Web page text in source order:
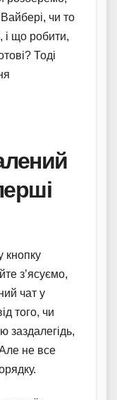
чи то
і що робити,
Тоді
кнопку
з’ясуємо,
чат у
того, чи
заздалегідь,
не все